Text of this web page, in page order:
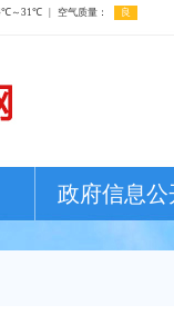
政府信息公